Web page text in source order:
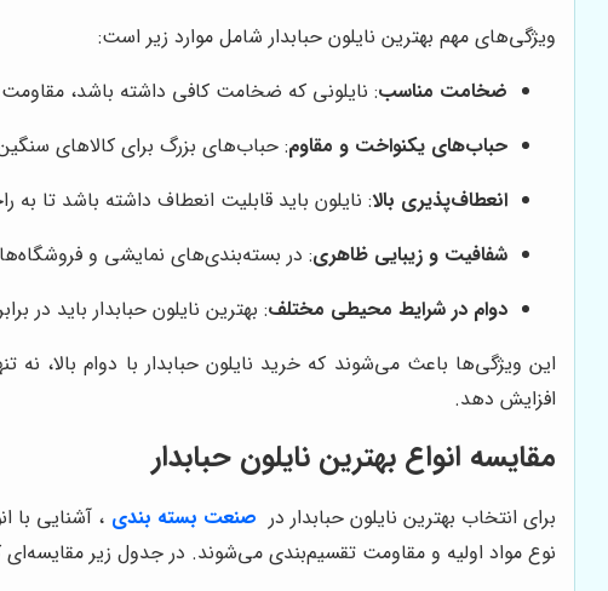
ویژگی‌های مهم بهترین نایلون حبابدار شامل موارد زیر است:
ضخامت مناسب: نایلونی که ضخامت کافی داشته باشد، مقاومت
حباب‌های یکنواخت و مقاوم: حباب‌های بزرگ برای کالاهای
انعطاف‌پذیری بالا: نایلون باید قابلیت انعطاف داشته باشد تا
شفافیت و زیبایی ظاهری: در بسته‌بندی‌های نمایشی و
دوام در شرایط محیطی مختلف: بهترین نایلون حبابدار باید در
این ویژگی‌ها باعث می‌شوند که خرید نایلون حبابدار با دوام بالا،
افزایش دهد.
مقایسه انواع بهترین نایلون حبابدار
برای انتخاب بهترین نایلون حبابدار در صنعت بسته بندی ، آشنایی با
نوع مواد اولیه و مقاومت تقسیم‌بندی می‌شوند. در جدول زیر مقایسه‌ای